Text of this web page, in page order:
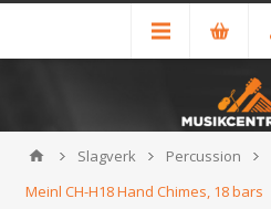
Slagverk Percussion
Meinl CH-H18 Hand Chimes, 18 bars